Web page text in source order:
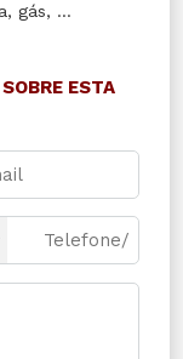
gás, …
ESTA